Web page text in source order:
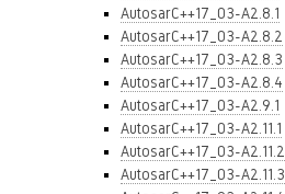
AutosarC++17_03-A2.8.1
AutosarC++17_03-A2.8.2
AutosarC++17_03-A2.8.3
AutosarC++17_03-A2.8.4
AutosarC++17_03-A2.9.1
AutosarC++17_03-A2.11.1
AutosarC++17_03-A2.11.2
AutosarC++17_03-A2.11.3